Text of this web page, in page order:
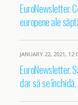
EuroNewsletter.
europene ale
JANUARY 22, 2021,
EuroNewsletter.
dar să se